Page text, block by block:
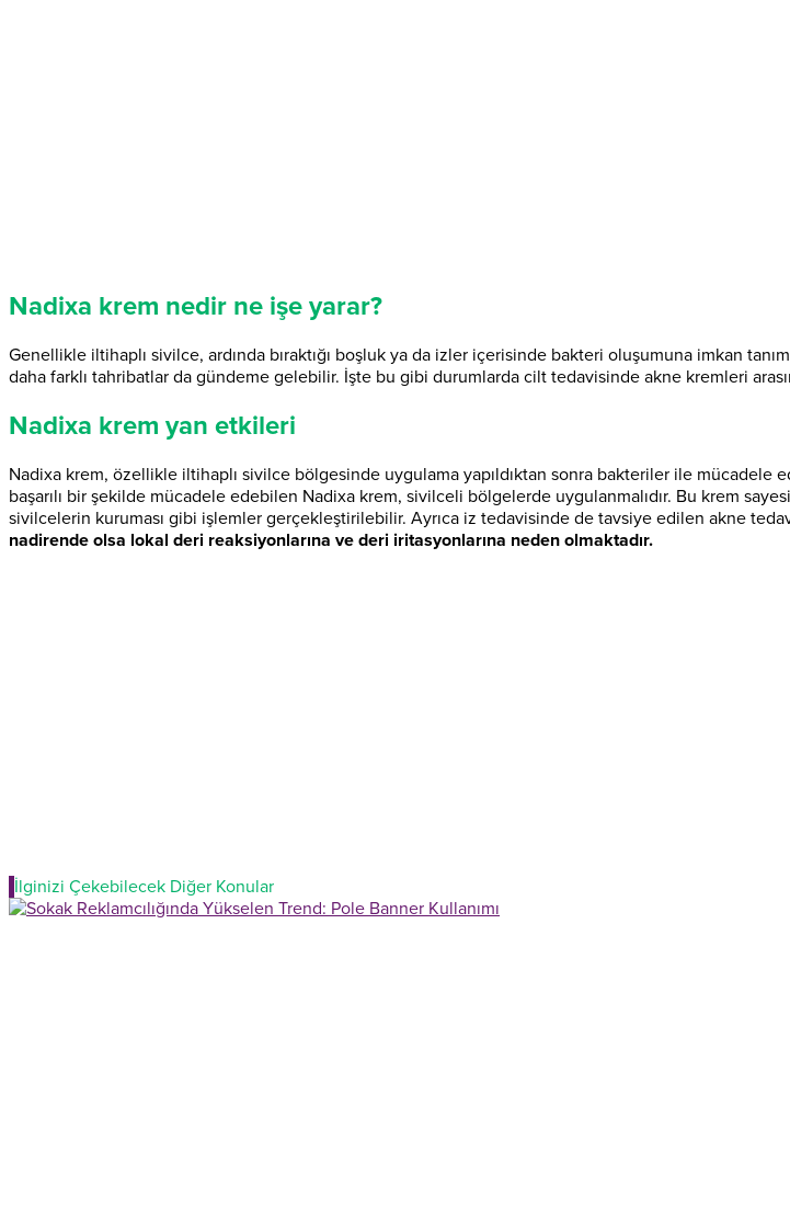
Nadixa krem nedir ne işe yarar?
Genellikle iltihaplı sivilce, ardında bıraktığı boşluk ya da izler içerisinde bakteri oluşumuna imkan
daha farklı tahribatlar da gündeme gelebilir. İşte bu gibi durumlarda cilt tedavisinde akne kremleri
Nadixa krem yan etkileri
Nadixa krem, özellikle iltihaplı sivilce bölgesinde uygulama yapıldıktan sonra bakteriler ile
başarılı bir şekilde mücadele edebilen Nadixa krem, sivilceli bölgelerde uygulanmalıdır. Bu krem
sivilcelerin kuruması gibi işlemler gerçekleştirilebilir. Ayrıca iz tedavisinde de tavsiye edilen akne
nadirende olsa lokal deri reaksiyonlarına ve deri iritasyonlarına neden olmaktadır.
İlginizi Çekebilecek Diğer Konular